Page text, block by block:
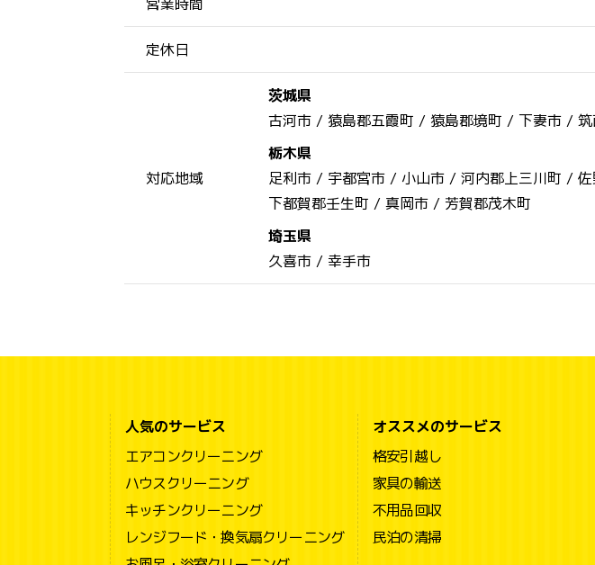
定休日
対応地域
茨城県
古河市 / 猿島郡五霞町 / 猿島郡境町 / 下妻市 /
栃木県
足利市 / 宇都宮市 / 小山市 / 河内郡上三川町 /
下都賀郡壬生町 / 真岡市 / 芳賀郡茂木町
埼玉県
久喜市 / 幸手市
人気のサービス
エアコンクリーニング
ハウスクリーニング
キッチンクリーニング
レンジフード・換気扇クリーニング
オススメのサービス
格安引越し
家具の輸送
不用品回収
民泊の清掃